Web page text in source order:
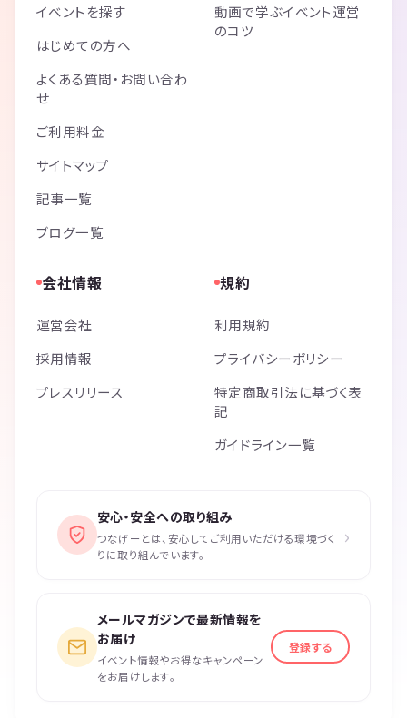
イベントを探す
はじめての方へ
よくある質問・お問い合わ
せ
ご利用料金
サイトマップ
記事一覧
ブログ一覧
動画で学ぶイベント運営
のコツ
会社情報
運営会社
採用情報
プレスリリース
規約
利用規約
プライバシーポリシー
特定商取引法に基づく表
記
ガイドライン一覧
安心・安全への取り組み
つなげーとは、安心してご利用いただける環境づく
りに取り組んでいます。
›
メールマガジンで最新情報を
お届け
イベント情報やお得なキャンペーン
をお届けします。
登録する